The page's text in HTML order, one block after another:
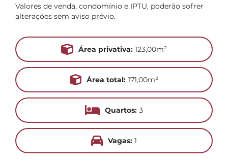
Valores de venda, condomínio e IPTU, poderão sofrer
alterações sem aviso prévio.
Área privativa:123,00m²
Área total: 171,00m²
Quartos:3
Vagas: 1